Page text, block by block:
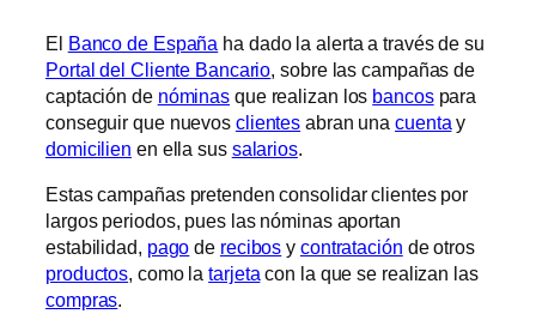
El Banco de España ha dado la alerta a través de su
Portal del Cliente Bancario, sobre las campañas de
captación de nóminas que realizan los bancospara
conseguir que nuevos clientes abran unacuenta y
domicilien en ella sus salarios.
Estas campañas pretenden consolidar clientes por
largos periodos, pues las nóminas aportan
estabilidad, pago de recibos y contratación de otros
productos, como latarjeta con la que se realizan las
compras.